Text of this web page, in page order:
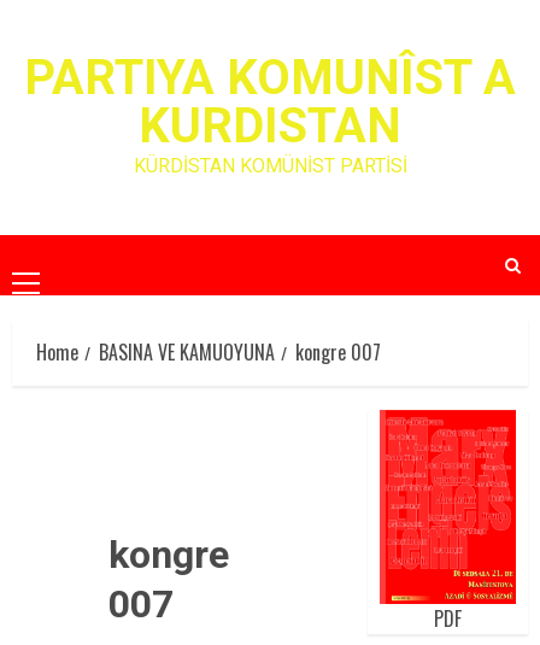
contentPARTIYA KOMUNÎST A
KURDISTAN
KÜRDİSTAN KOMÜNİST PARTİSİ
Primary
Menu
Home
BASINA VE KAMUOYUNA kongre 007
kongre
007
PDF